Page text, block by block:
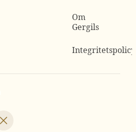
Om
Gergils
Integritetspolicy